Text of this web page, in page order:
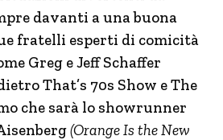
davanti a una buona
fratelli esperti di comicità
Greg e Jeff Schaffer
That’s 70s Show e The
che sarà lo showrunner
(Orange Is the New